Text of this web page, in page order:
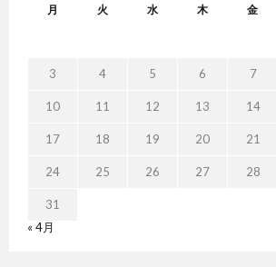
月 火 水 木 金
3 4 5 6 7
10 11 12 13 14
17 18 19 20 21
24 25 26 27 28
31
« 4月